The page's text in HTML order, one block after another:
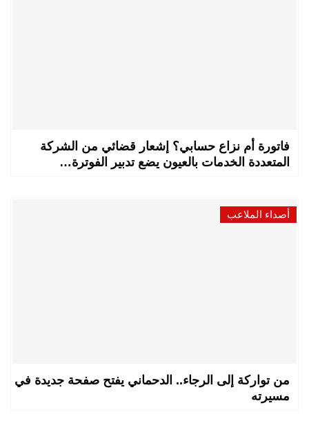
فاتورة أم نزاع حسابي؟ إشعار قضائي من الشركة
المتعددة الخدمات بالعيون يضع تدبير الفوترة…
أصداء الملاعب
من تواركة إلى الرجاء.. الدحماني يفتح صفحة جديدة في
مسيرته